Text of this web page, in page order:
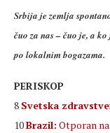
Srbija je zemlja
čuo za nas – čuo je, a
po lokalnim bogazama.
PERISKOP
8 Svetska
10Brazil: Otporan